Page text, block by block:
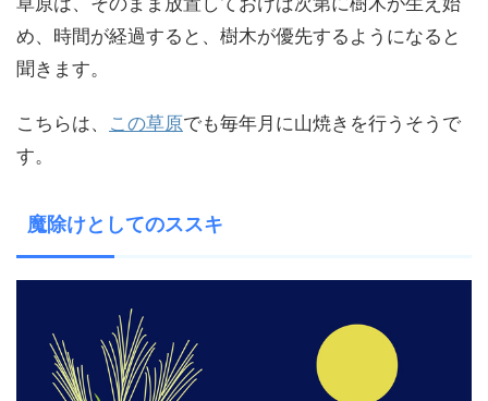
め、時間が経過すると、樹木が優先するようになると
聞きます。
こちらは、 この草原でも毎年月に山焼きを行うそうで
す。
魔除けとしてのススキ